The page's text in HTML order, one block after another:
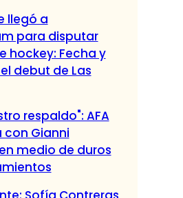
llegó a
para disputar
hockey: Fecha y
debut de Las
respaldo": AFA
con Gianni
medio de duros